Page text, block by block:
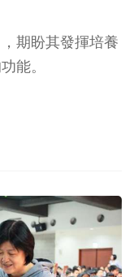
期盼其發揮培養
能。